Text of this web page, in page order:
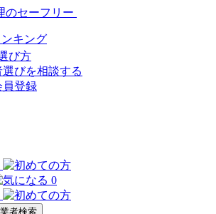
キング
び方
びを相談する
員登録
0